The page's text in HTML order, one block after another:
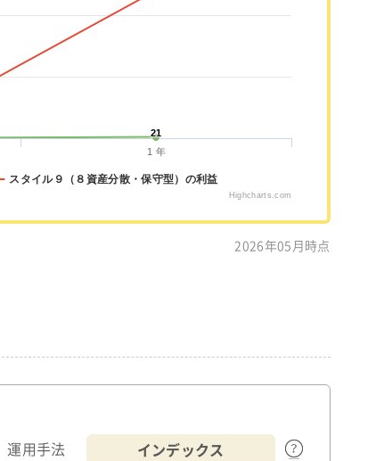
21
21
スタイル９（８資産分散・保守型）の利益
1 年
Highcharts.com
2026年05月時点
運用手法 インデックス